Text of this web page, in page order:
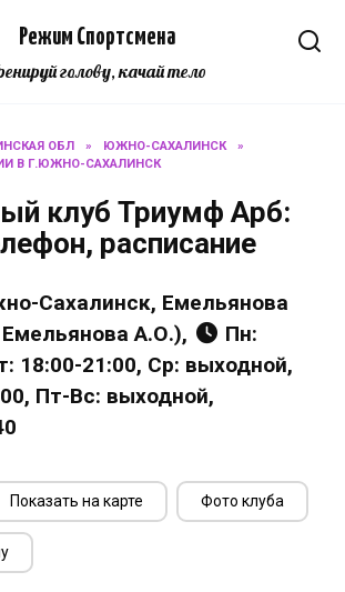
Режим Спортсмена
голову, качай тело
ОБЛ » ЮЖНО-САХАЛИНСК
»
В Г.ЮЖНО-САХАЛИНСК
клуб Триумф Арб:
расписание
Сахалинск, Емельянова
А.О.),
Пн:
18:00-21:00, Ср: выходной,
Пт-Вс: выходной,
Показать на карте Фото клуба